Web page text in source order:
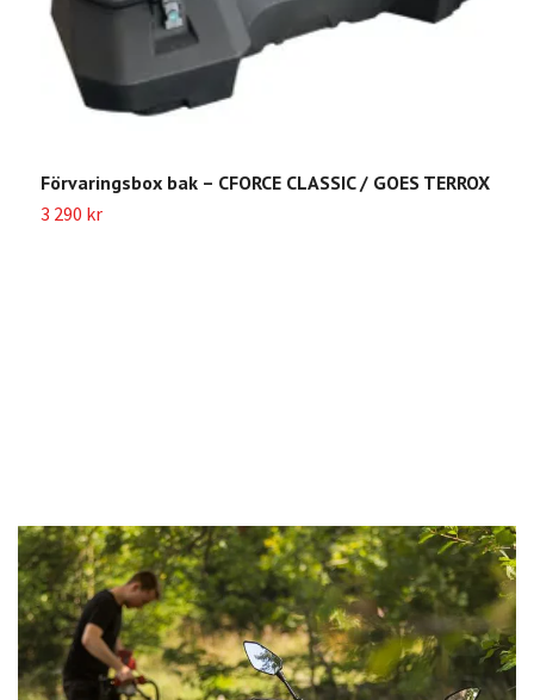
Förvaringsbox bak – CFORCE CLASSIC / GOES TERROX
3 290 kr